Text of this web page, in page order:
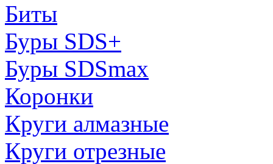
Биты
Буры SDS+
Буры SDSmax
Коронки
Круги алмазные
Круги отрезные